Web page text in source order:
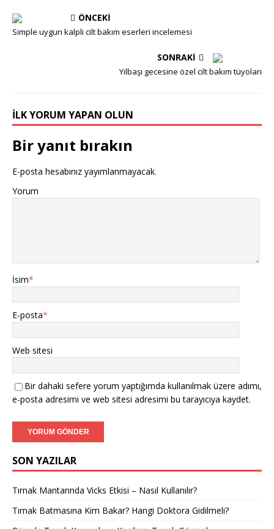
ÖNCEKI
Simple uygun kalpli cilt bakım eserleri incelemesi
SONRAKI
Yılbaşı gecesine özel cilt bakım tüyoları
İLK YORUM YAPAN OLUN
Bir yanıt bırakın
E-posta hesabınız yayımlanmayacak.
Yorum
İsim*
E-posta*
Web sitesi
Bir dahaki sefere yorum yaptığımda kullanılmak üzere adımı,
e-posta adresimi ve web sitesi adresimi bu tarayıcıya kaydet.
SON YAZILAR
Tırnak Mantarında Vicks Etkisi – Nasıl Kullanılır?
Tırnak Batmasına Kim Bakar? Hangi Doktora Gidilmeli?